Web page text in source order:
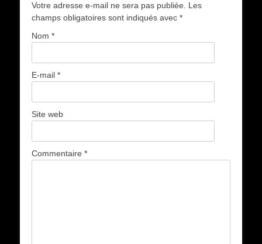
Votre adresse e-mail ne sera pas publiée. Les
champs obligatoires sont indiqués avec *
Nom *
E-mail *
Site web
Commentaire *